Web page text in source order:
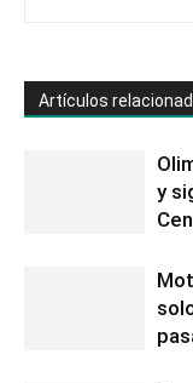
Artículos
y